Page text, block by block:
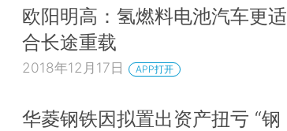
欧阳明高：氢燃料电池汽车更适
合长途重载
2018年12月17日 APP打开
华菱钢铁因拟置出资产扭亏 “钢